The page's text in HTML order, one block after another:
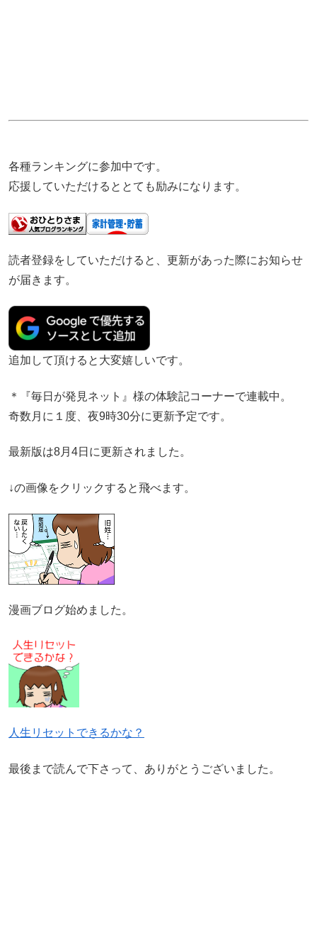
各種ランキングに参加中です。
応援していただけるととても励みになります。
読者登録をしていただけると、更新があった際にお知らせ
が届きます。
追加して頂けると大変嬉しいです。
＊『毎日が発見ネット』様の体験記コーナーで連載中。
奇数月に１度、夜9時30分に更新予定です。
最新版は8月4日に更新されました。
↓の画像をクリックすると飛べます。
漫画ブログ始めました。
人生リセットできるかな？
最後まで読んで下さって、ありがとうございました。